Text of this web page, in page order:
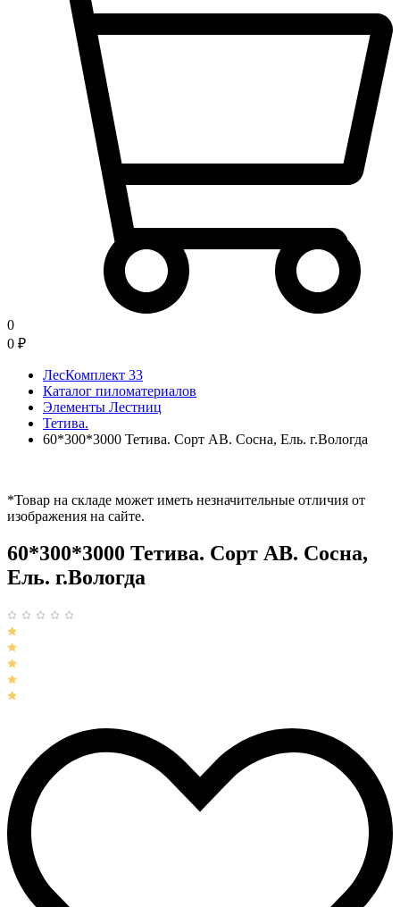
0
0 ₽
ЛесКомплект 33
Каталог пиломатериалов
Элементы Лестниц
Тетива.
60*300*3000 Тетива. Сорт АВ. Сосна, Ель. г.Вологда
*Товар на складе может иметь незначительные отличия от
изображения на сайте.
60*300*3000 Тетива. Сорт АВ. Сосна,
Ель. г.Вологда